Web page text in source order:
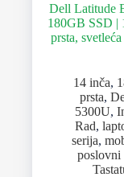
Dell Latitude
180GB SSD |
prsta,
14 inča,
prsta,
5300U,
Rad,
serija,
poslovni